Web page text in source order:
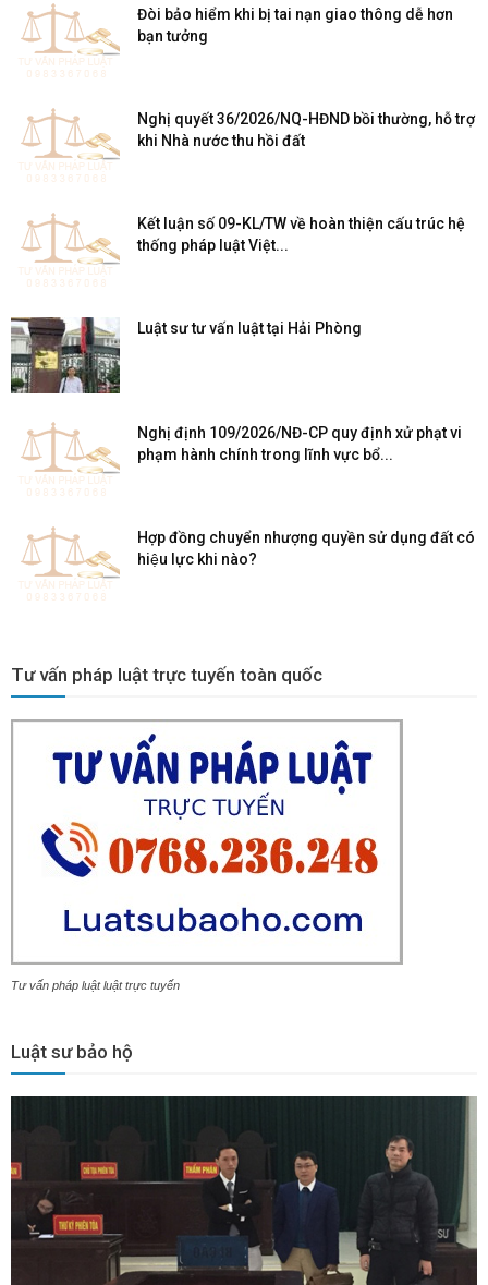
Đòi bảo hiểm khi bị tai nạn giao thông dễ hơn
bạn tưởng
Nghị quyết 36/2026/NQ-HĐND bồi thường, hỗ trợ
khi Nhà nước thu hồi đất
Kết luận số 09-KL/TW về hoàn thiện cấu trúc hệ
thống pháp luật Việt...
Luật sư tư vấn luật tại Hải Phòng
Nghị định 109/2026/NĐ-CP quy định xử phạt vi
phạm hành chính trong lĩnh vực bổ...
Hợp đồng chuyển nhượng quyền sử dụng đất có
hiệu lực khi nào?
Tư vấn pháp luật trực tuyến toàn quốc
Tư vấn pháp luật luật trực tuyến
Luật sư bảo hộ